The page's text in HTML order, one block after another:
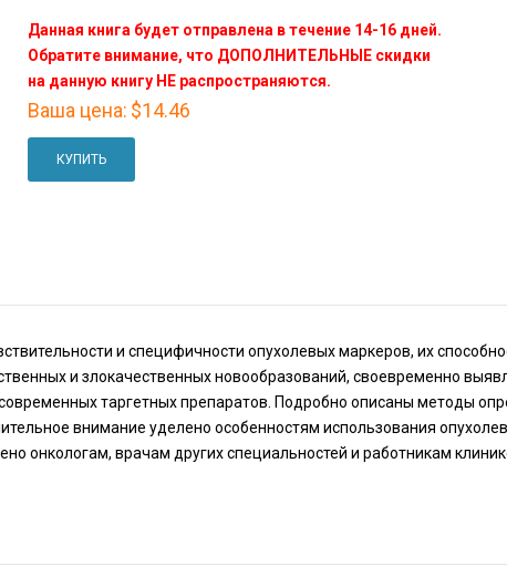
Данная книга будет отправлена в течение 14-16 дней.
Обратите внимание, что ДОПОЛНИТЕЛЬНЫЕ скидки
на данную книгу НЕ распространяются.
Ваша цена: $14.46
КУПИТЬ
и специфичности опухолевых маркеров, их
и злокачественных новообразований, своевременно
таргетных препаратов. Подробно описаны методы
внимание уделено особенностям использования
онкологам, врачам других специальностей и работникам